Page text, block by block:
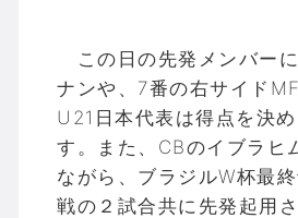
この日の先発メンバー
ナンや、7番の右サイド
U21日本代表は得点を決
す。また、CBのイブラヒ
ながら、ブラジルW杯最
戦の２試合共に先発起用